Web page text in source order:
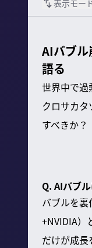
表示モー
AIバブル
語る
世界中で
クロサカ
すべきか？
Q. AIバブ
バブルを裏
+NVIDIA）
だけが成長